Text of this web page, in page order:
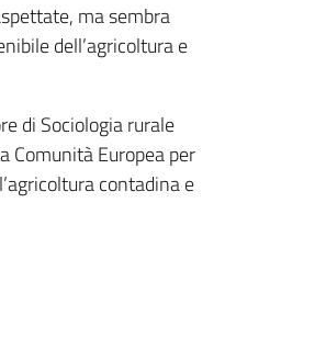
ma sembra
dell’agricoltura e
di Sociologia rurale
Comunità Europea per
contadina e